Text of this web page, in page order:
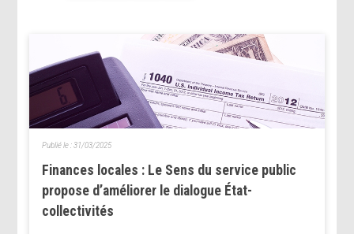
Finances locales : Le Sens du service public
propose d’améliorer le dialogue État-
collectivités
Publié le :31/03/2025